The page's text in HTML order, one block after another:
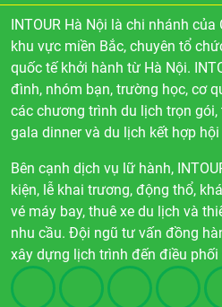
INTOUR Hà Nội là chi nhánh của
khu vực miền Bắc, chuyên tổ
quốc tế khởi hành từ Hà Nội.
đình, nhóm bạn, trường học, cơ
các chương trình du lịch trọn
gala dinner và du lịch kết hợp hội
Bên cạnh dịch vụ lữ hành,
kiện, lễ khai trương, động thổ,
vé máy bay, thuê xe du lịch và
nhu cầu. Đội ngũ tư vấn đồng
xây dựng lịch trình đến điều